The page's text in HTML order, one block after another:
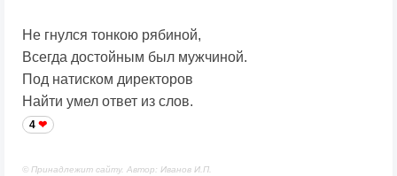
Не гнулся тонкою рябиной,
Всегда достойным был мужчиной.
Под натиском директоров
Найти умел ответ из слов.
4
© Принадлежит сайту. Автор: Иванов И.П.